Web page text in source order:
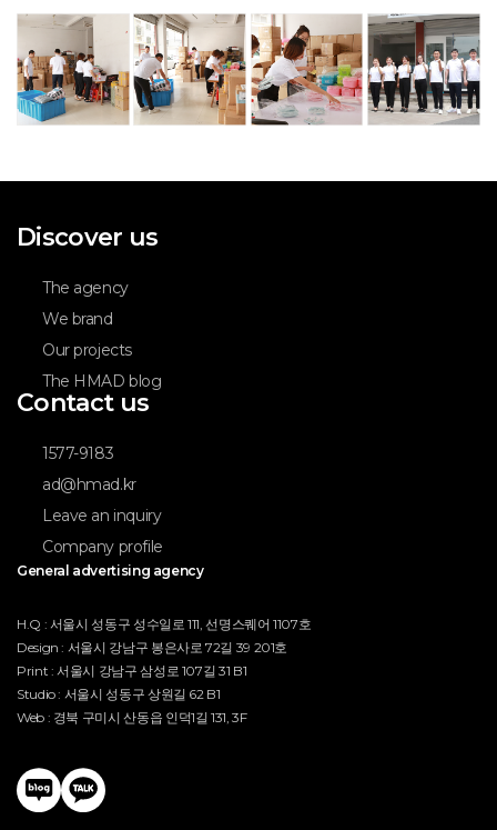
General advertising agency
H.Q : 서울시 성동구 성수일로 111, 선명스퀘어 1107호
Design : 서울시 강남구 봉은사로 72길 39 201호
Print : 서울시 강남구 삼성로 107길 31 B1
Studio : 서울시 성동구 상원길 62 B1
Web : 경북 구미시 산동읍 인덕1길 131, 3F
Discover us
The agency
We brand
Our projects
The HMAD blog
Contact us
1577-9183
ad@hmad.kr
Leave an inquiry
Company profile